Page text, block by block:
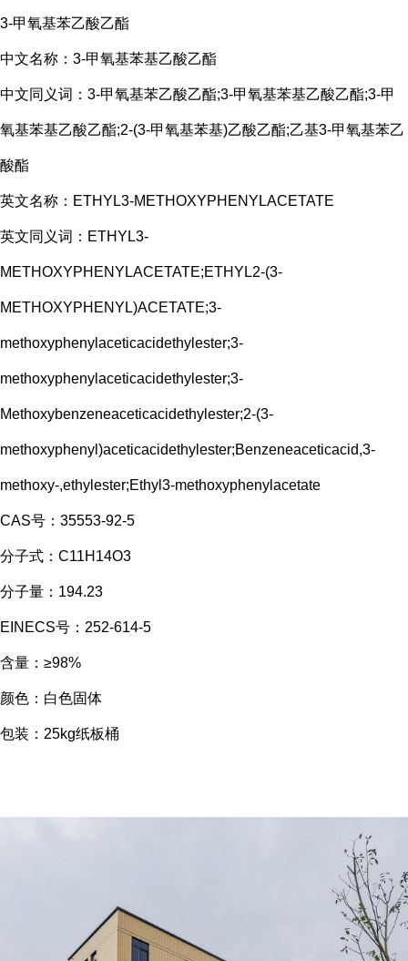
3-甲氧基苯乙酸乙酯
中文名称：3-甲氧基苯基乙酸乙酯
中文同义词：3-甲氧基苯乙酸乙酯;3-甲氧基苯基乙酸乙酯;3-甲
氧基苯基乙酸乙酯;2-(3-甲氧基苯基)乙酸乙酯;乙基3-甲氧基苯乙
酸酯
英文名称：ETHYL3-METHOXYPHENYLACETATE
英文同义词：ETHYL3-
METHOXYPHENYLACETATE;ETHYL2-(3-
METHOXYPHENYL)ACETATE;3-
methoxyphenylaceticacidethylester;3-
methoxyphenylaceticacidethylester;3-
Methoxybenzeneaceticacidethylester;2-(3-
methoxyphenyl)aceticacidethylester;Benzeneaceticacid,3-
methoxy-,ethylester;Ethyl3-methoxyphenylacetate
CAS号：35553-92-5
分子式：C11H14O3
分子量：194.23
EINECS号：252-614-5
含量：≥98%
颜色：白色固体
包装：25kg纸板桶